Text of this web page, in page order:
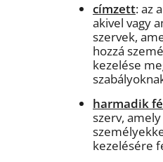
címzett: az
akivel vagy
szervek,
hozzá
kezelése
harmadik
szerv,
kezelésére